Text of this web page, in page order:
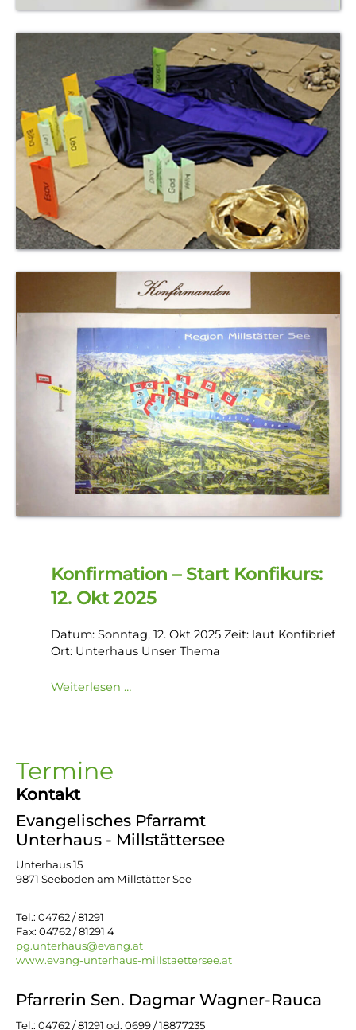
Kontakt
Evangelisches Pfarramt
Unterhaus - Millstättersee
Unterhaus 15
9871 Seeboden am Millstätter See
Tel.: 04762 / 81291
Fax: 04762 / 81291 4
pg.unterhaus@evang.at
www.evang-unterhaus-millstaettersee.at
Pfarrerin Sen. Dagmar Wagner-Rauca
Tel.: 04762 / 81291 od. 0699 / 18877235
Konfirmation – Start Konfikurs:
12. Okt 2025
Datum: Sonntag, 12. Okt 2025 Zeit: laut Konfibrief
Ort: Unterhaus Unser Thema
Weiterlesen …
Termine